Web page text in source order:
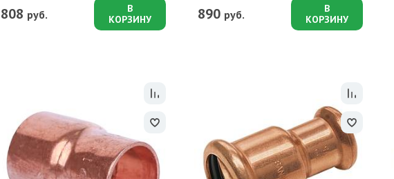
808 руб.
В
КОРЗИНУ
890 руб.
В
КОРЗИНУ